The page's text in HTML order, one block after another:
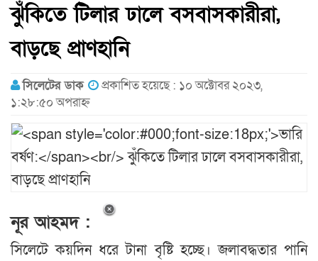
ঝুঁকিতে টিলার ঢালে বসবাসকারীরা,
বাড়ছে প্রাণহানি
সিলেটের ডাক
প্রকাশিত হয়েছে : ১০ অক্টোবর ২০২৩,
১:২৮:৫০ অপরাহ্ন
নূর আহমদ :
সিলেটে কয়দিন ধরে টানা বৃষ্টি হচ্ছে। জলাবদ্ধতার পানি